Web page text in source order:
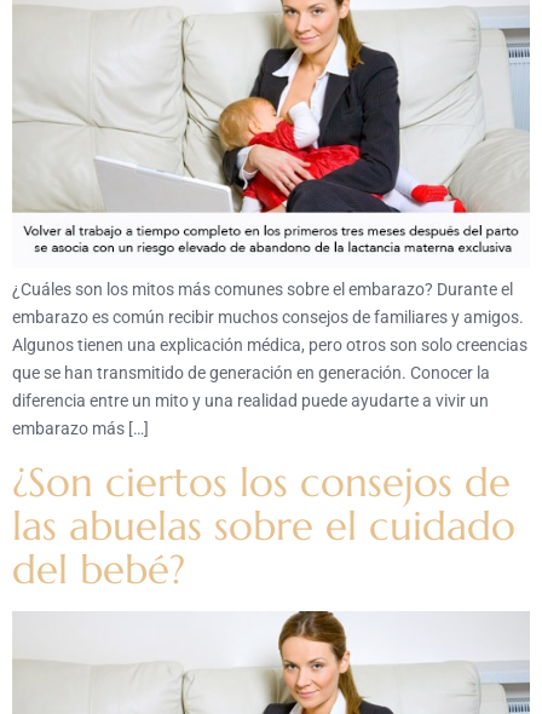
¿Cuáles son los mitos más comunes sobre el embarazo? Durante el
embarazo es común recibir muchos consejos de familiares y amigos.
Algunos tienen una explicación médica, pero otros son solo creencias
que se han transmitido de generación en generación. Conocer la
diferencia entre un mito y una realidad puede ayudarte a vivir un
embarazo más […]
¿Son ciertos los consejos de
las abuelas sobre el cuidado
del bebé?